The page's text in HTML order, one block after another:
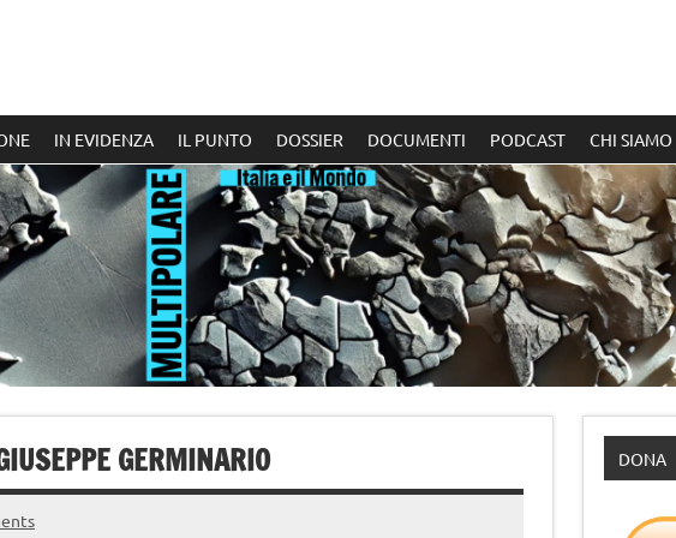
IN EVIDENZA IL PUNTO DOSSIER DOCUMENTI PODCAST CHI SIAMO
GERMINARIO DONA